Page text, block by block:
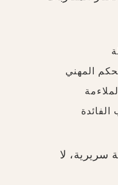
المهني
سريرية، لا